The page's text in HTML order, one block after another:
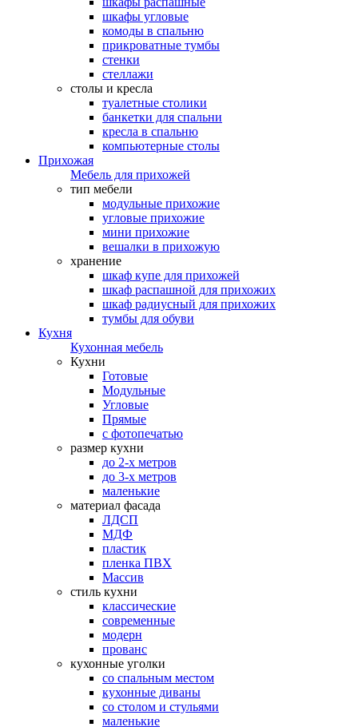
шкафы угловые
комоды в спальню
прикроватные тумбы
стенки
стеллажи
столы и кресла
туалетные столики
банкетки для спальни
кресла в спальню
компьютерные столы
Прихожая
Мебель для прихожей
тип мебели
модульные прихожие
угловые прихожие
мини прихожие
вешалки в прихожую
хранение
шкаф купе для прихожей
шкаф распашной для прихожих
шкаф радиусный для прихожих
тумбы для обуви
Кухня
Кухонная мебель
Кухни
Готовые
Модульные
Угловые
Прямые
с фотопечатью
размер кухни
до 2-х метров
до 3-х метров
маленькие
материал фасада
ЛДСП
МДФ
пластик
пленка ПВХ
Массив
стиль кухни
классические
современные
модерн
прованс
кухонные уголки
со спальным местом
кухонные диваны
со столом и стульями
маленькие